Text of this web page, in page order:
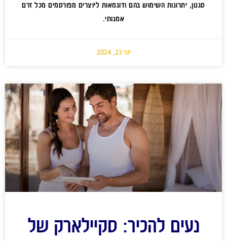
סגנון, יתרונות השימוש בהם ודוגמאות ליוצרים מפורסמים מכל זרם
אמנותי.
יוני 23, 2024
נעים להכיר: סקיילארק של